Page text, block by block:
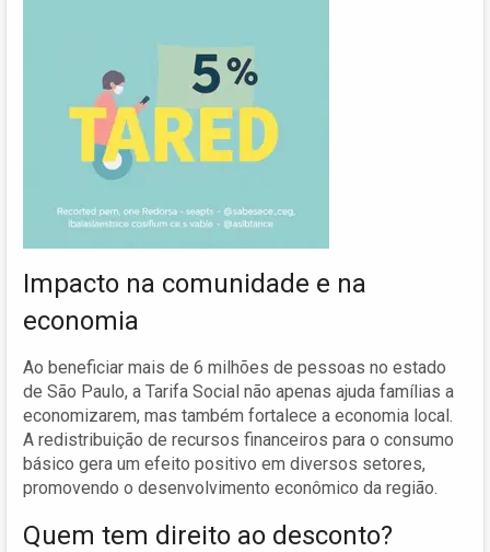
Impacto na comunidade e na
economia
Ao beneficiar mais de 6 milhões de pessoas no estado
de São Paulo, a Tarifa Social não apenas ajuda famílias a
economizarem, mas também fortalece a economia local.
A redistribuição de recursos financeiros para o consumo
básico gera um efeito positivo em diversos setores,
promovendo o desenvolvimento econômico da região.
Quem tem direito ao desconto?